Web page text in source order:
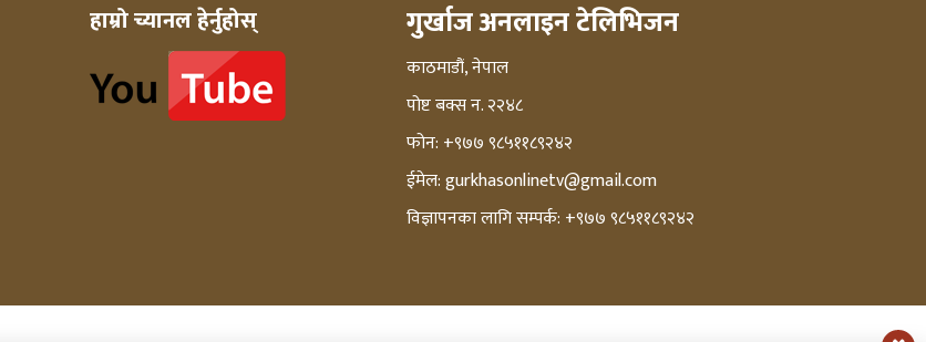
हाम्रो च्यानल हेर्नुहोस् गुर्खाज अनलाइन टेलिभिजन
काठमाडौं, नेपाल
पोष्ट बक्स न. २२४८
फोन: +९७७ ९८५११८९२४२
ईमेल:gurkhasonlinetv@gmail.com
विज्ञापनका लागि सम्पर्क: +९७७ ९८५११८९२४२